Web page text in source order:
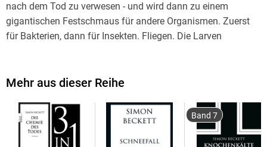
nach dem Tod zu verwesen - und wird dann zu einem
gigantischen Festschmaus für andere Organismen. Zuerst
für Bakterien, dann für Insekten. Fliegen. Die Larven
Anblick, der jeden dazu veranlassen würde, das Phänomen
die Yates-Brüder, was von Sally Palmer übrig geblieben war
Mehr aus dieser Reihe
Band 7